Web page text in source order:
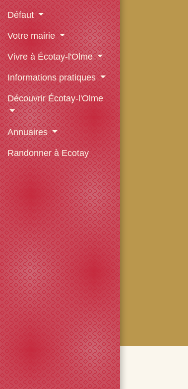
Défaut
Votre mairie
Vivre à Écotay-l'Olme
Informations pratiques
Découvrir Écotay-l'Olme
Annuaires
Randonner à Ecotay